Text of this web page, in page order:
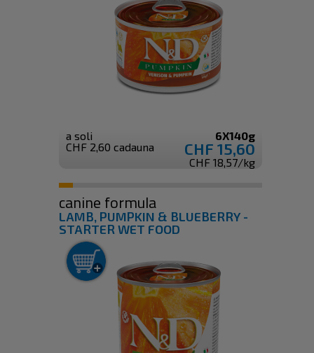
a soli
CHF 2,60 cadauna
6X140g
CHF 15,60
CHF 18,57/kg
canine formula
LAMB, PUMPKIN & BLUEBERRY -
STARTER WET FOOD